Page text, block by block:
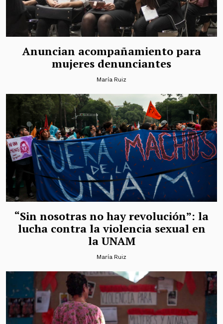
Anuncian acompañamiento para
mujeres denunciantes
María Ruiz
“Sin nosotras no hay revolución”: la
lucha contra la violencia sexual en
la UNAM
María Ruiz